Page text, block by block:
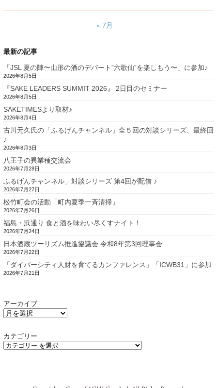
« 7月
最新の記事
「JSL 夏の陣〜山形の酒のデパート”六歌仙”を楽しもう〜」に参加♪
2026年8月5日
『SAKE LEADERS SUMMIT 2026』 2日目のセミナー
2026年8月5日
SAKETIMESより取材♪
2026年8月4日
古川元久氏の「ふるげんチャンネル」全５回の対談シリーズ、最終回
♪
2026年8月3日
八王子の異業種交流会
2026年7月28日
ふるげんチャンネル」対談シリーズ 第4回が配信 ♪
2026年7月27日
松竹町会の活動「町内夏季一斉清掃」
2026年7月26日
福島・浜通り 食と酒を味わい尽くすナイト！
2026年7月24日
日本酒蔵ツーリズム推進協議会 令和8年第3回理事会
2026年7月22日
「ダイバーシティ人財を育てるカンファレンス」「ICWB31」に参加
2026年7月21日
アーカイブ
カテゴリー